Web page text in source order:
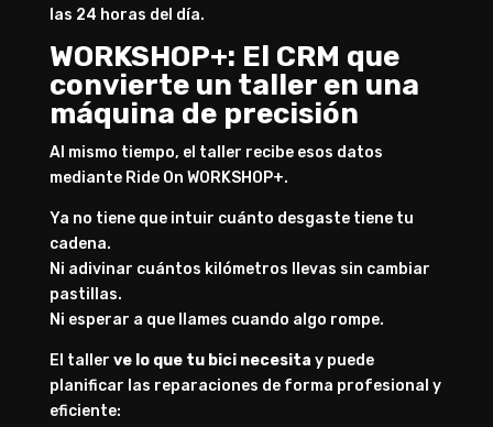
las 24 horas del día.
WORKSHOP+: El CRM que
convierte un taller en una
máquina de precisión
Al mismo tiempo, el taller recibe esos datos
mediante Ride On WORKSHOP+.
Ya no tiene que intuir cuánto desgaste tiene tu
cadena.
Ni adivinar cuántos kilómetros llevas sin cambiar
pastillas.
Ni esperar a que llames cuando algo rompe.
El taller ve lo que tu bici necesita y puede
planificar las reparaciones de forma profesional y
eficiente: